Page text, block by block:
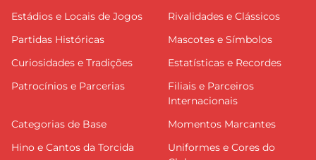
Estádios e Locais de Jogos
Rivalidades e Clássicos
Partidas Históricas
Mascotes e Símbolos
Curiosidades e Tradições
Estatísticas e Recordes
Patrocínios e Parcerias
Filiais e Parceiros
Internacionais
Categorias de Base
Momentos Marcantes
Hino e Cantos da Torcida
Uniformes e Cores do